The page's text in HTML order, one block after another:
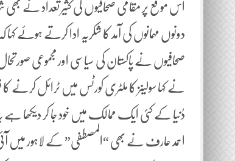
اس موقع پر مقامی صحافیوں کی کثیر تعداد نے
دونوں مہمانوں کی آمد کا شکریہ ادا کرتے ہوئے کہا
صحافیوں نے پاکستان کی سیاسی اور مجموعی
نے کہا سولینز کا ملٹری کورٹس میں ٹرائل
دُنیا کے کئی ایک ممالک میں خود جا کر دیکھا
احمد عارف نے بھی “المصطفی” کے لاہور میں